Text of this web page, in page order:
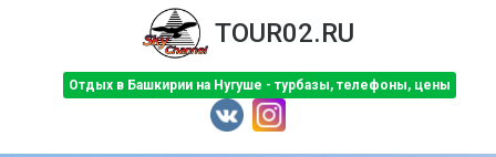
TOUR02.RU
Отдых в Башкирии на Нугуше - турбазы, телефоны, цены